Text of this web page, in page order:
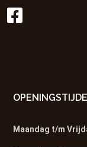
Maandag t/m